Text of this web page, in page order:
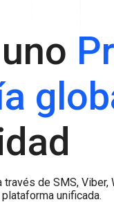
y
global
Acerca de la
compañía
Noticias y
Carrera
de SMS, Viber,
unificada.